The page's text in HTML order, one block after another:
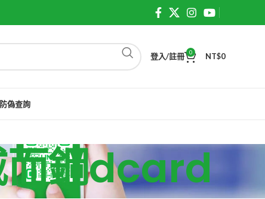
登入/註冊 0 NT$0
偽查詢
鋼dcard